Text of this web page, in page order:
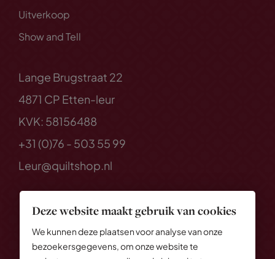
Deze website maakt gebruik van cookies
We kunnen deze plaatsen voor analyse van onze
bezoekersgegevens, om onze website te
Uitverkoop
Show and Tell
Lange Brugstraat 22
4871 CP Etten-leur
KVK: 58156488
+31 (0)76 - 503 55 99
Leur@quiltshop.nl